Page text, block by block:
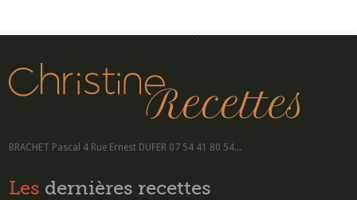
BRACHET Pascal 4 Rue Ernest DUFER 07 54 41 80 54...
Les dernières recettes